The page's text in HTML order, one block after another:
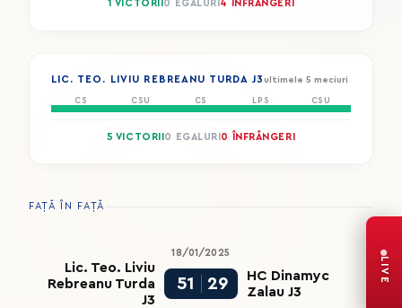
1 VICTORII 0 EGALURI 4 ÎNFRÂNGERI
LIC. TEO. LIVIU REBREANU TURDA J3ultimele 5 meciuri
CS CSU CS LPS CSU
5 VICTORII 0 EGALURI 0 ÎNFRÂNGERI
FAȚĂ ÎN FAȚĂ
18/01/2025
Lic. Teo. Liviu
Rebreanu Turda
J3
51 29
HC Dinamyc
Zalau J3
LIVE